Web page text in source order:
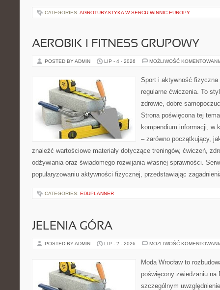
CATEGORIES: AGROTURYSTYKA W SERCU WINNIC EUROPY
AEROBIK I FITNESS GRUPOWY
POSTED BY ADMIN LIP - 4 - 2026 MOŻLIWOŚĆ
Sport i aktywność
regularne ćwiczenia. To
zdrowie, dobre
Strona poświęcona tej
kompendium informacji, w
– zarówno początkujący,
znaleźć wartościowe materiały dotyczące treningów, ćwiczeń,
odżywiania oraz świadomego rozwijania własnej sprawności.
popularyzowaniu aktywności fizycznej, przedstawiając
CATEGORIES: EDUPLANNER
JELENIA GÓRA
POSTED BY ADMIN LIP - 2 - 2026 MOŻLIWOŚĆ
Moda Wrocław to
poświęcony zwiedzaniu na
szczególnym